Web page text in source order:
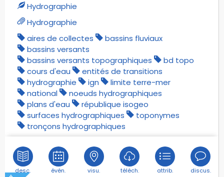
natation
national
noeuds du réseau routier
noeuds hydrographiques
nombre de voies
névés
nœuds du réseau routier non-
communiquants
obstacles permanents
obstacles temporaires
occupation des terres
office national des forêts
Hydrographie
Hydrographie
aires de collectes
bassins fluviaux
bassins versants
bassins versants topographiques
bd topo
cours d'eau
entités de transitions
hydrographie
ign
limite terre-mer
national
noeuds hydrographiques
plans d'eau
république isogeo
surfaces hydrographiques
toponymes
tronçons hydrographiques
desc. évén. visu. téléch. attrib. discus.